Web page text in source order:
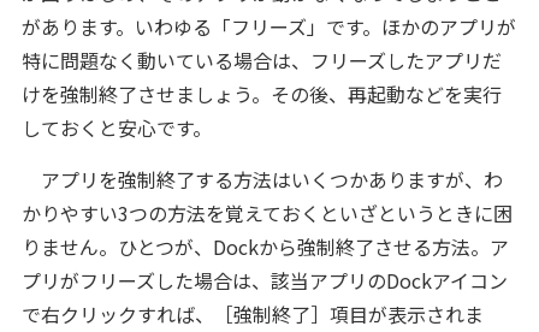
があります。いわゆる「フリーズ」です。ほかのアプリが
特に問題なく動いている場合は、フリーズしたアプリだ
けを強制終了させましょう。その後、再起動などを実行
しておくと安心です。
アプリを強制終了する方法はいくつかありますが、わ
かりやすい3つの方法を覚えておくといざというときに困
りません。ひとつが、Dockから強制終了させる方法。ア
プリがフリーズした場合は、該当アプリのDockアイコン
で右クリックすれば、［強制終了］項目が表示されま